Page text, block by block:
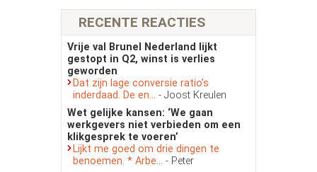
RECENTE REACTIES
Vrije val Brunel Nederland lijkt
gestopt in Q2, winst is verlies
geworden
Dat zijn lage conversie ratio’s
inderdaad. De en... - Joost Kreulen
Wet gelijke kansen: ‘We gaan
werkgevers niet verbieden om een
klikgesprek te voeren’
Lijkt me goed om drie dingen te
benoemen. * Arbe... - Peter